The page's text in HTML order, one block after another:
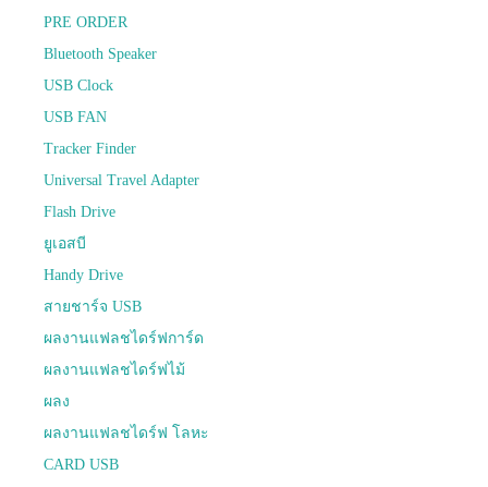
PRE ORDER
Bluetooth Speaker
USB Clock
USB FAN
Tracker Finder
Universal Travel Adapter
Flash Drive
ยูเอสบี
Handy Drive
สายชาร์จ USB
ผลงานแฟลชไดร์ฟการ์ด
ผลงานแฟลชไดร์ฟไม้
ผลง
ผลงานแฟลชไดร์ฟ โลหะ
CARD USB